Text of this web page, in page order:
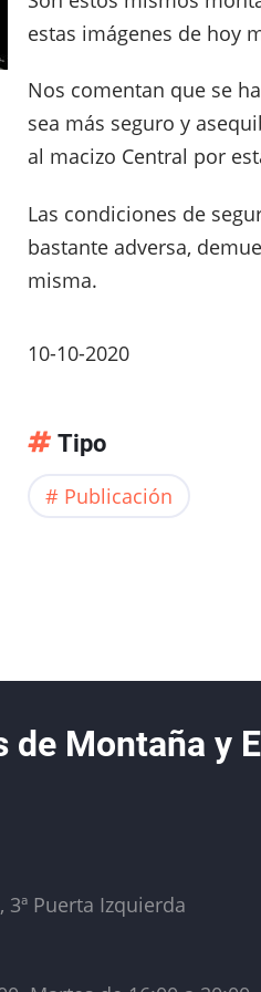
estas imágenes de hoy
Nos comentan que se
sea más seguro y
al macizo Central por
Las condiciones de
bastante adversa,
misma.
10-10-2020
Tipo
Publicación
de Montaña y
3ª Puerta Izquierda